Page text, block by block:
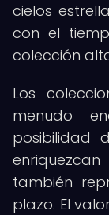
cielos
con el
colección
Los
menudo
posibilidad
también
plazo. El